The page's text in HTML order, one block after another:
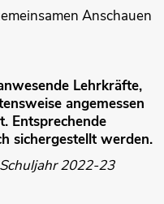
Anschauen
Lehrkräfte,
angemessen
Entsprechende
sichergestellt werden.
2022-23